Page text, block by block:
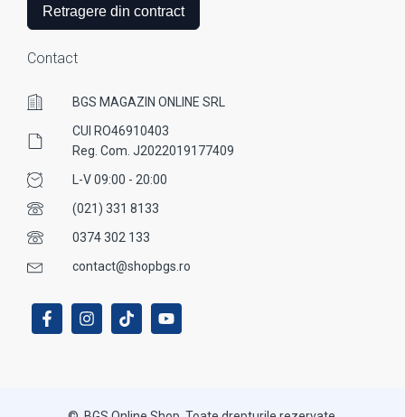
Retragere din contract
Contact
BGS MAGAZIN ONLINE SRL
CUI RO46910403
Reg. Com. J2022019177409
L-V 09:00 - 20:00
(021) 331 8133
0374 302 133
contact@shopbgs.ro